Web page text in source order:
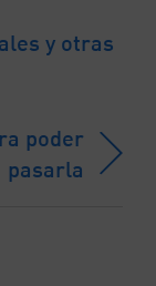
y otras
poder
pasarla